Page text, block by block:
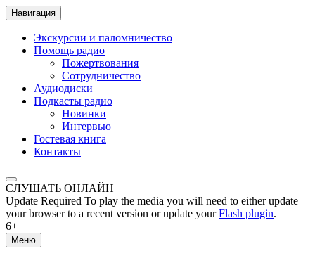
Навигация
Экскурсии и паломничество
Помощь радио
Пожертвования
Сотрудничество
Аудиодиски
Подкасты радио
Новинки
Интервью
Гостевая книга
Контакты
СЛУШАТЬ ОНЛАЙН
Update Required To play the media you will need to either update
your browser to a recent version or update yourFlash plugin.
6+
Меню